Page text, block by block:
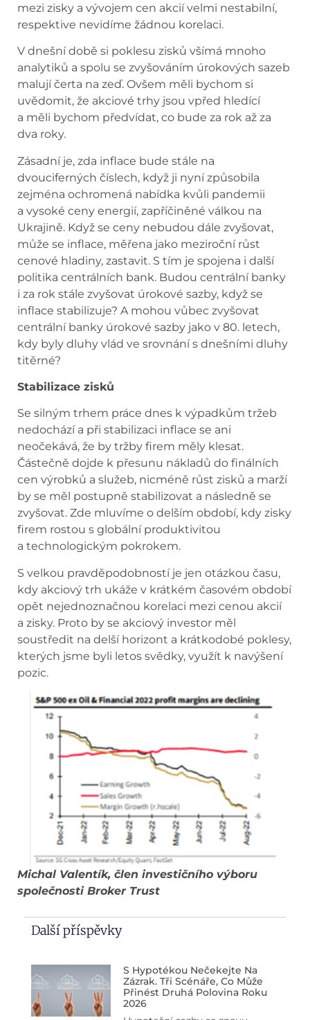
mezi zisky a vývojem cen akcií velmi nestabilní,
respektive nevidíme žádnou korelaci.
V dnešní době si poklesu zisků všímá mnoho
analytiků a spolu se zvyšováním úrokových sazeb
malují čerta na zeď. Ovšem měli bychom si
uvědomit, že akciové trhy jsou vpřed hledící
a měli bychom předvídat, co bude za rok až za
dva roky.
Zásadní je, zda inflace bude stále na
dvouciferných číslech, když ji nyní způsobila
zejména ochromená nabídka kvůli pandemii
a vysoké ceny energií, zapříčiněné válkou na
Ukrajině. Když se ceny nebudou dále zvyšovat,
může se inflace, měřena jako meziroční růst
cenové hladiny, zastavit. S tím je spojena i další
politika centrálních bank. Budou centrální banky
i za rok stále zvyšovat úrokové sazby, když se
inflace stabilizuje? A mohou vůbec zvyšovat
centrální banky úrokové sazby jako v 80. letech,
kdy byly dluhy vlád ve srovnání s dnešními dluhy
titěrné?
Stabilizace zisků
Se silným trhem práce dnes k výpadkům tržeb
nedochází a při stabilizaci inflace se ani
neočekává, že by tržby firem měly klesat.
Částečně dojde k přesunu nákladů do finálních
cen výrobků a služeb, nicméně růst zisků a marží
by se měl postupně stabilizovat a následně se
zvyšovat. Zde mluvíme o delším období, kdy zisky
firem rostou s globální produktivitou
a technologickým pokrokem.
S velkou pravděpodobností je jen otázkou času,
kdy akciový trh ukáže v krátkém časovém období
opět nejednoznačnou korelaci mezi cenou akcií
a zisky. Proto by se akciový investor měl
soustředit na delší horizont a krátkodobé poklesy,
kterých jsme byli letos svědky, využít k navýšení
pozic.
Michal Valentík, člen investičního výboru
společnosti Broker Trust
Další příspěvky
S Hypotékou Nečekejte Na
Zázrak. Tři Scénáře, Co Může
Přinést Druhá Polovina Roku
2026